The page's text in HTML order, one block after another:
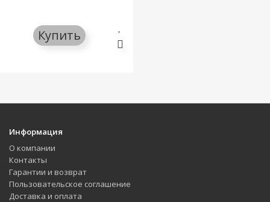
Купить
Информация
О компании
Контакты
Гарантии и возврат
Пользовательское соглашение
Доставка и оплата